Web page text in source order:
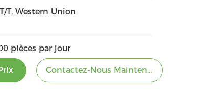
T, Western Union
pièces par jour
Contactez-Nous Maintenant